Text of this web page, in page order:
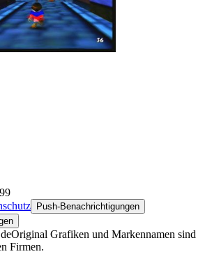
Push-Benachrichtigungen
Original Grafiken und Markennamen sind
Firmen.